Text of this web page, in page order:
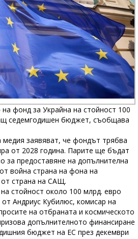
фонд за Украйна на стойност 100
седемгодишен бюджет, съобщава
заявяват, че фондът трябва
от 2028 година. Парите ще бъдат
за предоставяне на допълнителна
война страна на фона на
страна на САЩ.
стойност около 100 млрд. евро
Андриус Кубилюс, комисар на
на отбраната и космическото
допълнителното финансиране
бюджет на ЕС през декември